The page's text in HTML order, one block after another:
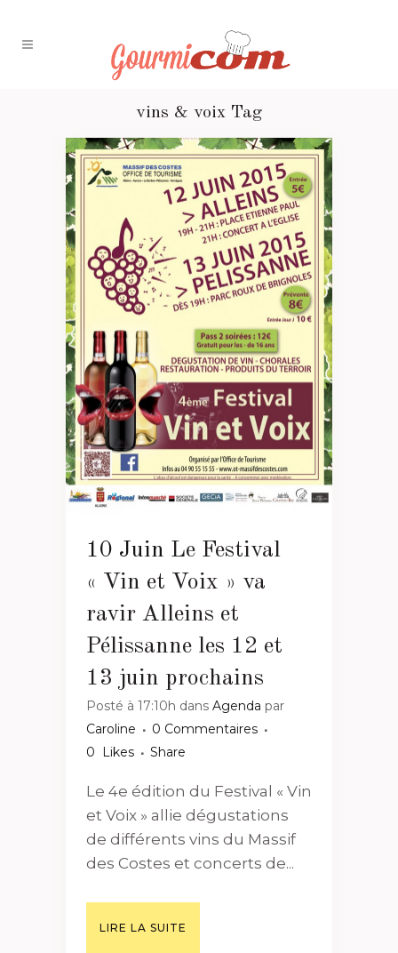
vins & voix Tag
10 Juin Le Festival
« Vin et Voix » va
ravir Alleins et
Pélissanne les 12 et
13 juin prochains
Posté à 17:10h dans Agenda par
Caroline
0 Commentaires
0
Likes Share
Le 4e édition du Festival « Vin
et Voix » allie dégustations
de différents vins du Massif
des Costes et concerts de...
LIRE LA SUITE